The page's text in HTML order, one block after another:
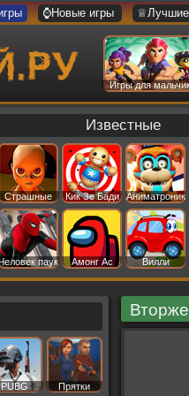
⌚Новые игры ♕Лучшие
Игры для
Известные
Страшные Кик Зе Бади Аниматроник
паук Амонг Ас Вилли
PUBG Прятки